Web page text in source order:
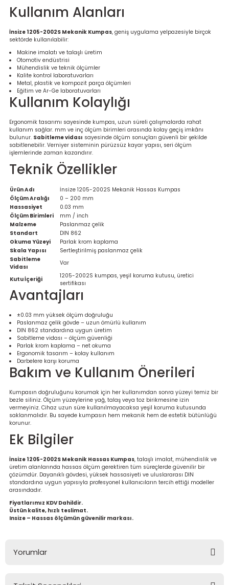
Cihazı
Ölçer
Kullanım Alanları
İnsize 1205-2002S Mekanik Kumpas, geniş uygulama yelpazesiyle birçok
sektörde kullanılabilir:
Makine imalatı ve talaşlı üretim
Otomotiv endüstrisi
Mühendislik ve teknik ölçümler
Kalite kontrol laboratuvarları
Metal, plastik ve kompozit parça ölçümleri
Eğitim ve Ar-Ge laboratuvarları
Kullanım Kolaylığı
Ergonomik tasarımı sayesinde kumpas, uzun süreli çalışmalarda rahat
kullanım sağlar. mm ve inç ölçüm birimleri arasında kolay geçiş imkânı
bulunur. Sabitleme vidası sayesinde ölçüm sonuçları güvenli bir şekilde
sabitlenebilir. Verniyer sisteminin pürüzsüz kayar yapısı, seri ölçüm
işlemlerinde zaman kazandırır.
Teknik Özellikler
Ürün Adı
İnsize 1205-2002S Mekanik Hassas Kumpas
Ölçüm Aralığı
0 – 200 mm
Hassasiyet
0.03 mm
Ölçüm Birimleri
mm / inch
Malzeme
Paslanmaz çelik
Standart
DIN 862
Okuma Yüzeyi
Parlak krom kaplama
Skala Yapısı
Sertleştirilmiş paslanmaz çelik
Sabitleme
Vidası
Var
Kutu İçeriği
1205-2002S kumpas, yeşil koruma kutusu, üretici
sertifikası
Avantajları
±0.03 mm yüksek ölçüm doğruluğu
Paslanmaz çelik gövde – uzun ömürlü kullanım
DIN 862 standardına uygun üretim
Sabitleme vidası – ölçüm güvenliği
Parlak krom kaplama – net okuma
Ergonomik tasarım – kolay kullanım
Darbelere karşı koruma
Bakım ve Kullanım Önerileri
Kumpasın doğruluğunu korumak için her kullanımdan sonra yüzeyi temiz bir
bezle siliniz. Ölçüm yüzeylerine yağ, talaş veya toz birikmesine izin
vermeyiniz. Cihaz uzun süre kullanılmayacaksa yeşil koruma kutusunda
saklanmalıdır. Bu sayede kumpasın hem mekanik hem de estetik bütünlüğü
korunur.
Ek Bilgiler
İnsize 1205-2002S Mekanik Hassas Kumpas, talaşlı imalat, mühendislik ve
üretim alanlarında hassas ölçüm gerektiren tüm süreçlerde güvenilir bir
çözümdür. Dayanıklı gövdesi, yüksek hassasiyeti ve uluslararası DIN
standardına uygun yapısıyla profesyonel kullanıcıların tercih ettiği modeller
arasındadır.
Fiyatlarımız KDV Dahildir.
Üstün kalite, hızlı teslimat.
Insize – Hassas ölçümün güvenilir markası.
Yorumlar